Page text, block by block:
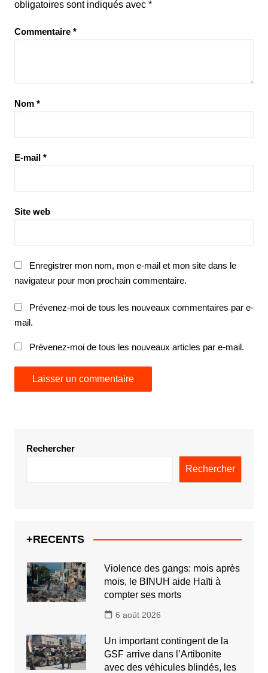
obligatoires sont indiqués avec *
Commentaire *
Nom *
E-mail *
Site web
Enregistrer mon nom, mon e-mail et mon site dans le
navigateur pour mon prochain commentaire.
Prévenez-moi de tous les nouveaux commentaires par e-
mail.
Prévenez-moi de tous les nouveaux articles par e-mail.
Rechercher
Rechercher
+RECENTS
Violence des gangs: mois après
mois, le BINUH aide Haïti à
compter ses morts
6 août 2026
Un important contingent de la
GSF arrive dans l’Artibonite
avec des véhicules blindés, les